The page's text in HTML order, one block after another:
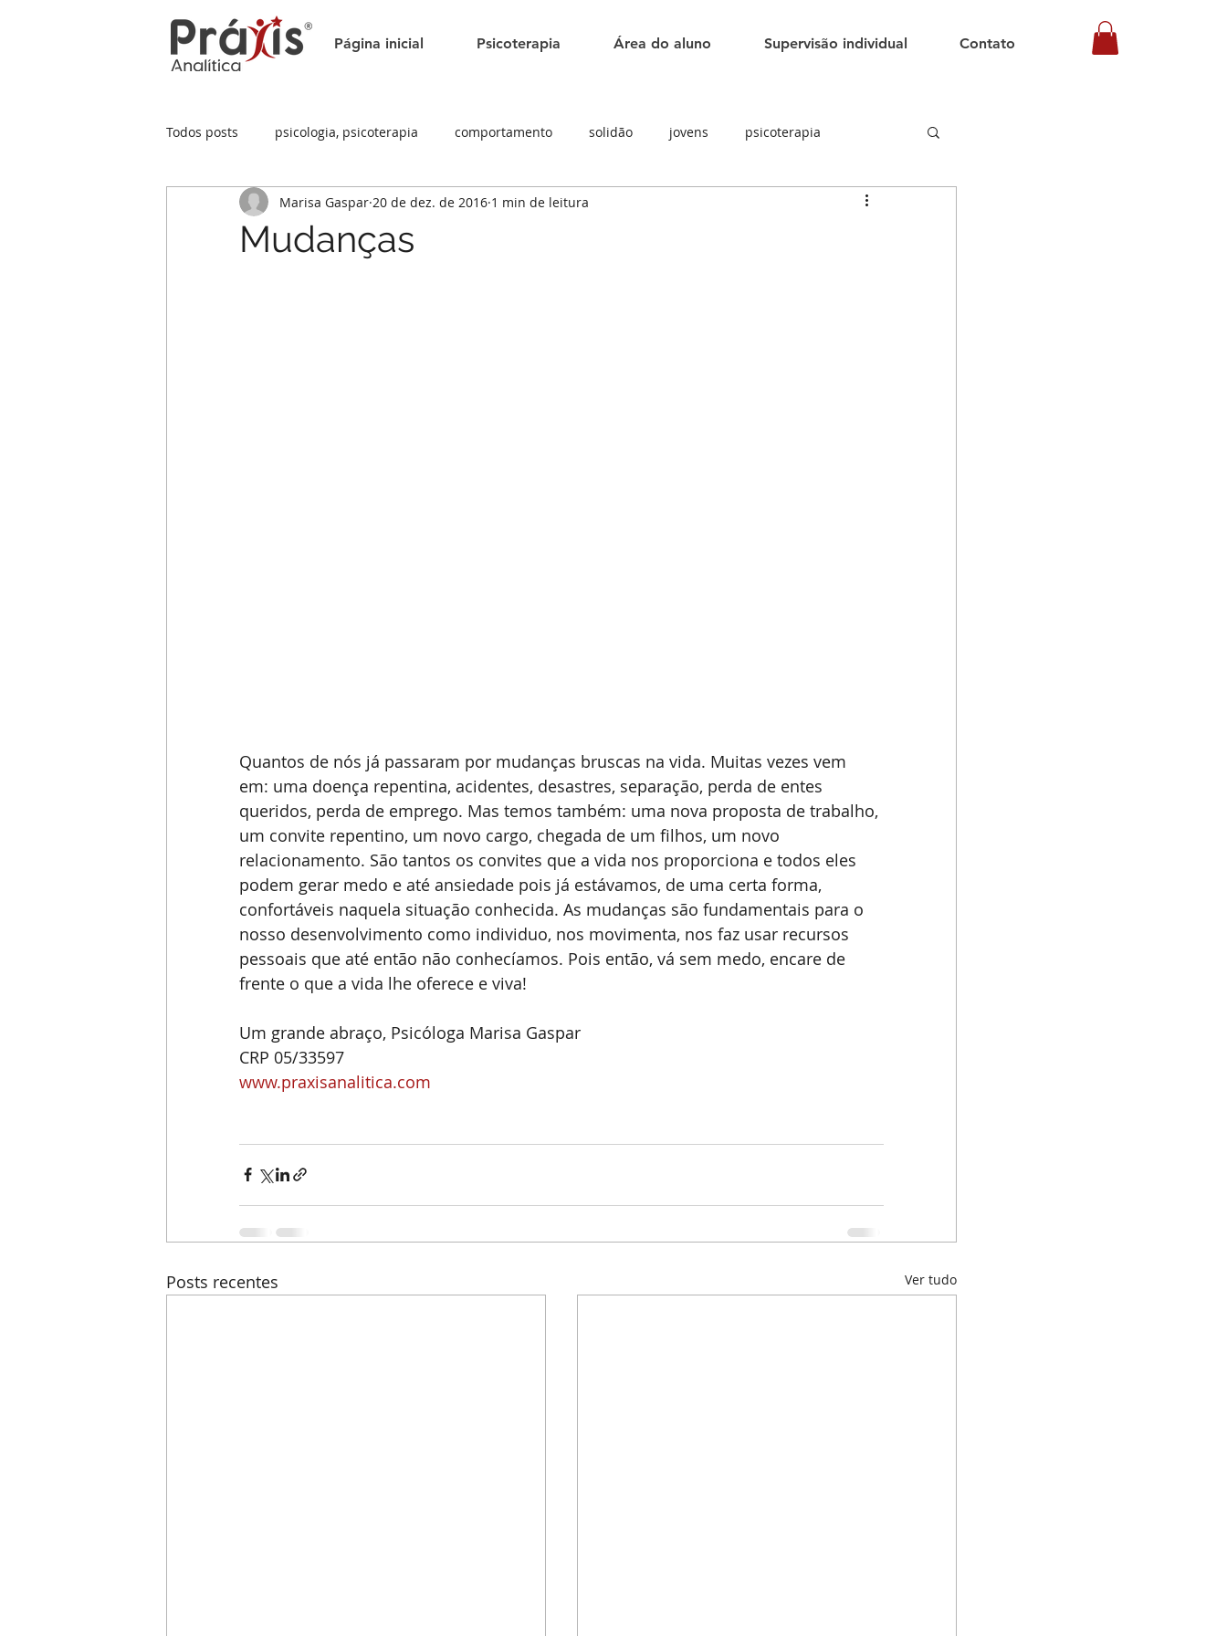
Página inicial Psicoterapia Área do aluno Supervisão individual Contato
Todos posts psicologia, psicoterapia comportamento solidão jovens psicoterapia
psicologia atendimento online adolescentes
Mudanças
Marisa Gaspar 20 de dez. de 2016 1 min de leitura
Quantos de nós já passaram por mudanças bruscas na vida. Muitas vezes vem
em: uma doença repentina, acidentes, desastres, separação, perda de entes
queridos, perda de emprego. Mas temos também: uma nova proposta de trabalho,
um convite repentino, um novo cargo, chegada de um filhos, um novo
relacionamento. São tantos os convites que a vida nos proporciona e todos eles
podem gerar medo e até ansiedade pois já estávamos, de uma certa forma,
confortáveis naquela situação conhecida. As mudanças são fundamentais para o
nosso desenvolvimento como individuo, nos movimenta, nos faz usar recursos
pessoais que até então não conhecíamos. Pois então, vá sem medo, encare de
frente o que a vida lhe oferece e viva!
Um grande abraço, Psicóloga Marisa Gaspar
CRP 05/33597
www.praxisanalitica.com
Posts recentes Ver tudo